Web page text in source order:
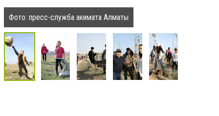
Фото: пресс-служба акимата Алматы